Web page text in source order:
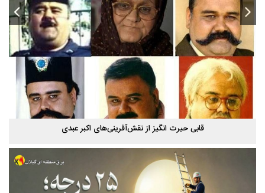
استخر پاشوران سیاهکل